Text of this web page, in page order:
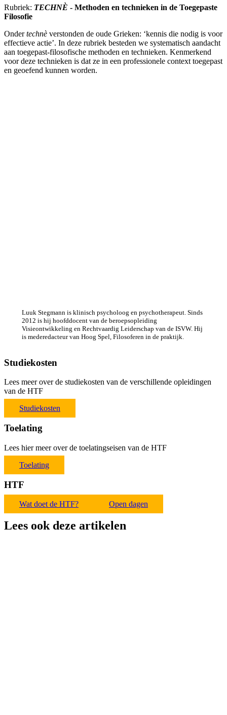
Rubriek: TECHNÈ - Methoden en technieken in de Toegepaste
Filosofie
Ondertechnè verstonden de oude Grieken: ‘kennis die nodig is voor
effectieve actie’. In deze rubriek besteden we systematisch aandacht
aan toegepast-filosofische methoden en technieken. Kenmerkend
voor deze technieken is dat ze in een professionele context toegepast
en geoefend kunnen worden.
Luuk Stegmann is klinisch psycholoog en psychotherapeut. Sinds
2012 is hij hoofddocent van de beroepsopleiding
Visieontwikkeling en Rechtvaardig Leiderschap van de ISVW. Hij
is mederedacteur van Hoog Spel, Filosoferen in de praktijk.
Studiekosten
Lees meer over de studiekosten van de verschillende opleidingen
van de HTF
Studiekosten
Toelating
Lees hier meer over de toelatingseisen van de HTF
Toelating
HTF
Wat doet de HTF? Open dagen
Lees ook deze artikelen